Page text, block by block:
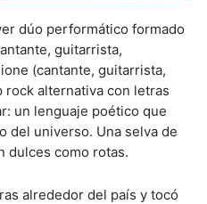
dúo performático formado
guitarrista,
(cantante, guitarrista,
rock alternativa con letras
un lenguaje poético que
del universo. Una selva de
dulces como rotas.
alrededor del país y tocó